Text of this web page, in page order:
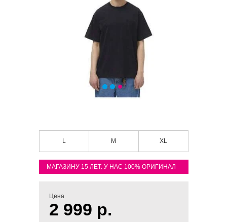
L M XL
МАГАЗИНУ 15 ЛЕТ. У НАС 100% ОРИГИНАЛ
Цена
2 999 р.